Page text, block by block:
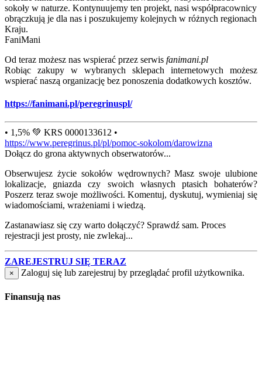
sokoły w naturze. Kontynuujemy ten projekt, nasi współpracownicy
obrączkują je dla nas i poszukujemy kolejnych w różnych regionach
Kraju.
FaniMani
Od teraz możesz nas wspierać przez serwis fanimani.pl
Robiąc zakupy w wybranych sklepach internetowych możesz
wspierać naszą organizację bez ponoszenia dodatkowych kosztów.
https://fanimani.pl/peregrinuspl/
• 1,5% 💚 KRS 0000133612 •
https://www.peregrinus.pl/pl/pomoc-sokolom/darowizna
Dołącz do grona aktywnych obserwatorów...
Obserwujesz życie sokołów wędrownych? Masz swoje ulubione
lokalizacje, gniazda czy swoich własnych ptasich bohaterów?
Poszerz teraz swoje możliwości. Komentuj, dyskutuj, wymieniaj się
wiadomościami, wrażeniami i wiedzą.
Zastanawiasz się czy warto dołączyć? Sprawdź sam. Proces
rejestracji jest prosty, nie zwlekaj...
ZAREJESTRUJ SIĘ TERAZ
× Zaloguj się lub zarejestruj by przeglądać profil użytkownika.
Finansują nas